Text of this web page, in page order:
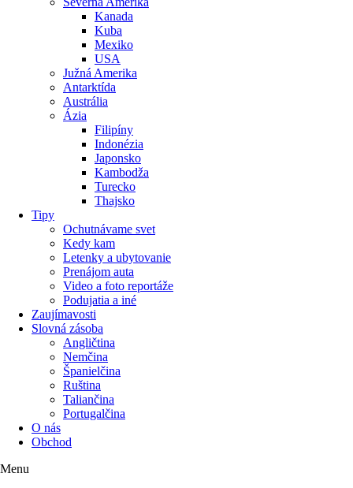
Kanada
Kuba
Mexiko
USA
Južná Amerika
Antarktída
Austrália
Ázia
Filipíny
Indonézia
Japonsko
Kambodža
Turecko
Thajsko
Tipy
Ochutnávame svet
Kedy kam
Letenky a ubytovanie
Prenájom auta
Video a foto reportáže
Podujatia a iné
Zaujímavosti
Slovná zásoba
Angličtina
Nemčina
Španielčina
Ruština
Taliančina
Portugalčina
O nás
Obchod
Menu